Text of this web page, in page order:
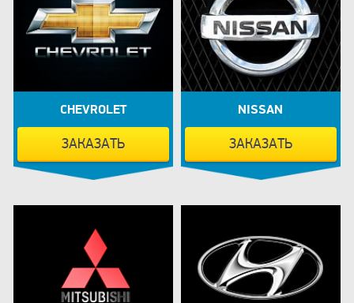
CHEVROLET
ЗАКАЗАТЬ
NISSAN
ЗАКАЗАТЬ